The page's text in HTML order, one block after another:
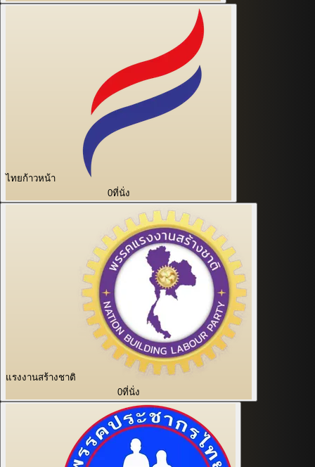
ไทยก้าวหน้า
0ที่นั่ง
แรงงานสร้างชาติ
0ที่นั่ง